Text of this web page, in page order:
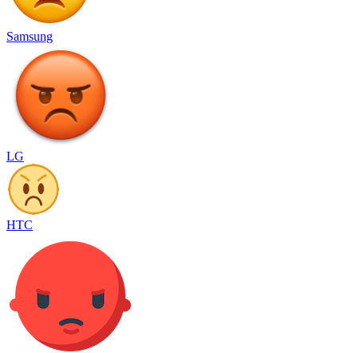
Samsung
LG
HTC